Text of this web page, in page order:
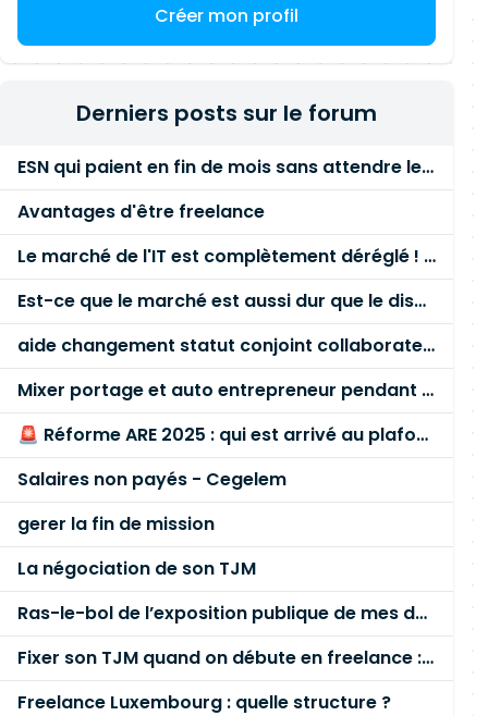
Créer mon profil
Derniers posts sur le forum
ESN qui paient en fin de mois sans attendre le paiement client ?
Avantages d'être freelance
Le marché de l'IT est complètement déréglé ! STOP à cette mascarade ! Il faut s'unir et résister !
Est-ce que le marché est aussi dur que le disent les commerciaux ?
aide changement statut conjoint collaborateur
Mixer portage et auto entrepreneur pendant des années - quel risque ?
🚨 Réforme ARE 2025 : qui est arrivé au plafond des 60 % en gardant son entreprise ?
Salaires non payés - Cegelem
gerer la fin de mission
La négociation de son TJM
Ras-le-bol de l’exposition publique de mes données personnelles liées à mon entreprise
Fixer son TJM quand on débute en freelance : la méthode mathématique (et pas au feeling) 🛑
Freelance Luxembourg : quelle structure ?